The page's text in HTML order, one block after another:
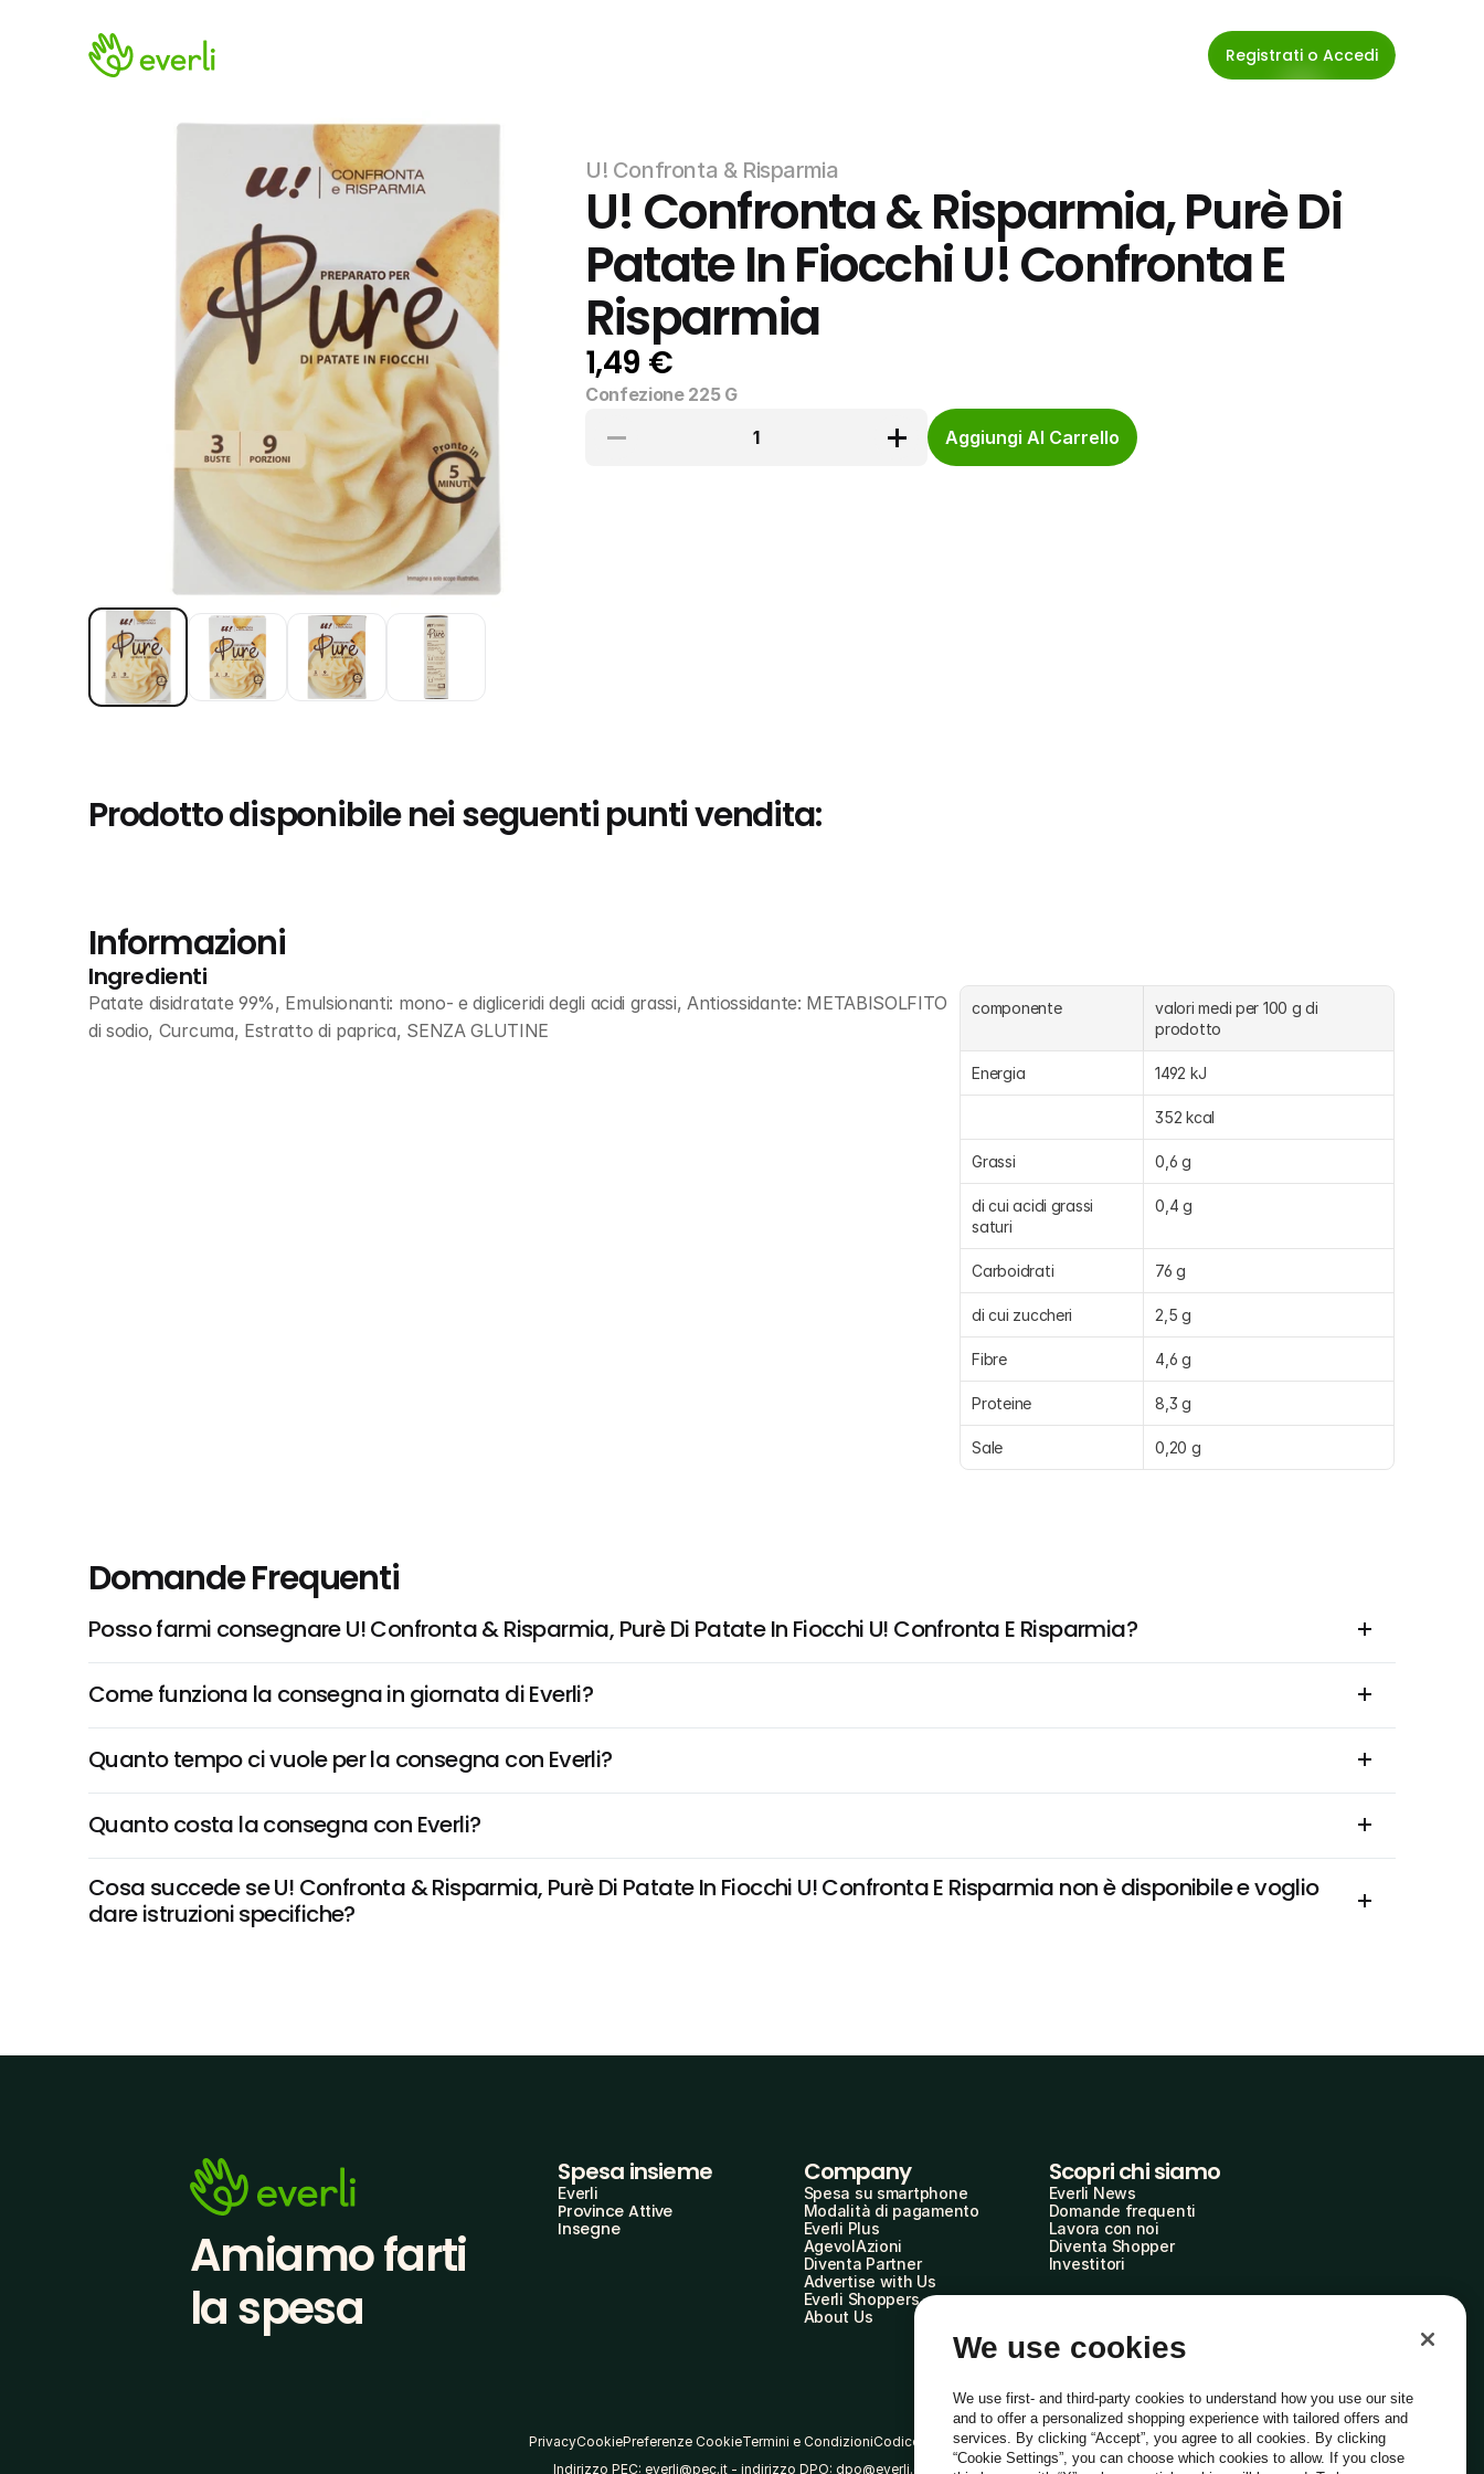
Registrati o Accedi
U! Confronta & Risparmia
U! Confronta & Risparmia, Purè Di
Patate In Fiocchi U! Confronta E
Risparmia
1,49 €
Confezione 225 G
1
Aggiungi Al Carrello
Prodotto disponibile nei seguenti punti vendita:
Informazioni
Ingredienti
Patate disidratate 99%, Emulsionanti: mono- e digliceridi degli acidi grassi, Antiossidante: METABISOLFITO
di sodio, Curcuma, Estratto di paprica, SENZA GLUTINE
componente
valori medi per 100 g di
prodotto
Energia 1492 kJ
352 kcal
Grassi 0,6 g
di cui acidi grassi
saturi
0,4 g
Carboidrati 76 g
di cui zuccheri 2,5 g
Fibre 4,6 g
Proteine 8,3 g
Sale 0,20 g
Domande Frequenti
Posso farmi consegnare U! Confronta & Risparmia, Purè Di Patate In Fiocchi U! Confronta E Risparmia?
Come funziona la consegna in giornata di Everli?
Quanto tempo ci vuole per la consegna con Everli?
Quanto costa la consegna con Everli?
Cosa succede se U! Confronta & Risparmia, Purè Di Patate In Fiocchi U! Confronta E Risparmia non è disponibile e voglio
dare istruzioni specifiche?
Amiamo farti
la spesa
Spesa insieme
Everli
Province Attive
Insegne
Company
Spesa su smartphone
Modalità di pagamento
Everli Plus
AgevolAzioni
Diventa Partner
Advertise with Us
Everli Shoppers
About Us
Scopri chi siamo
Everli News
Domande frequenti
Lavora con noi
Diventa Shopper
Investitori
PrivacyCookiePreferenze CookieTermini e CondizioniCodice Etico
Indirizzo PEC: everli@pec.it - indirizzo DPO: dpo@everli.com
We use cookies
We use first- and third-party cookies to understand how you use our site
and to offer a personalized shopping experience with tailored offers and
services. By clicking “Accept”, you agree to all cookies. By clicking
“Cookie Settings”, you can choose which cookies to allow. If you close